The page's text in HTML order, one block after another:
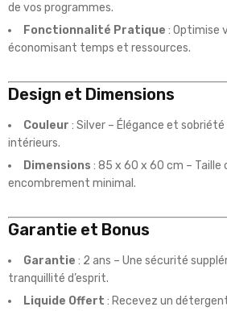
de vos programmes.
Fonctionnalité Pratique : Optimise
économisant temps et ressources.
Design et Dimensions
Couleur : Silver – Élégance et
intérieurs.
Dimensions : 85 x 60 x 60 cm – Taille
encombrement minimal.
Garantie et Bonus
Garantie : 2 ans – Une sécurité
tranquillité d’esprit.
Liquide Offert : Recevez un